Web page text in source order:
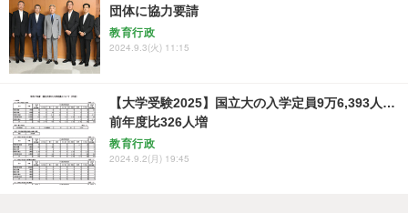
団体に協力要請
教育行政
2024.9.3(火) 11:15
【大学受験2025】国立大の入学定員9万6,393人…
前年度比326人増
教育行政
2024.9.2(月) 19:45